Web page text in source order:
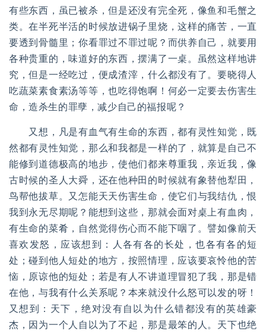
有些东西，虽已被杀，但是还没有完全死，像鱼和毛蟹之
类。在半死半活的时候放进锅子里烧，这样的痛苦，一直
要透到骨髓里；你看罪过不罪过呢？而供养自己，就要用
各种贵重的，味道好的东西，摆满了一桌。虽然这样地讲
究，但是一经吃过，便成渣滓，什么都没有了。要晓得人
吃蔬菜素食素汤等等，也吃得饱啊！何必一定要去伤害生
命，造杀生的罪孽，减少自己的福报呢？
又想，凡是有血气有生命的东西，都有灵性知觉，既
然都有灵性知觉，那么和我都是一样的了，就算是自己不
能修到道德极高的地步，使他们都来尊重我，亲近我，像
古时候的圣人大舜，还在他种田的时候就有象替他犁田，
鸟帮他拔草。又怎能天天伤害生命，使它们与我结仇，恨
我到永无尽期呢？能想到这些，那就会面对桌上有血肉，
有生命的菜肴，自然觉得伤心而不能下咽了。譬如像前天
喜欢发怒，应该想到：人各有各的长处，也各有各的短
处；碰到他人短处的地方，按照情理，应该要哀怜他的苦
恼，原谅他的短处；若是有人不讲道理冒犯了我，那是错
在他，与我有什么关系呢？本来就没什么怒可以发的呀！
又想到：天下，绝对没有自以为什么错都没有的英雄豪
杰，因为一个人自以为了不起，那是最笨的人。天下也绝